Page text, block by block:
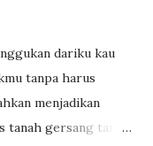
dimulai tanggal 1
dll. Musim
seminggu yang
bisa mencapai
dariku kau
tanpa harus
menjadikan
tanah gersang tanpa